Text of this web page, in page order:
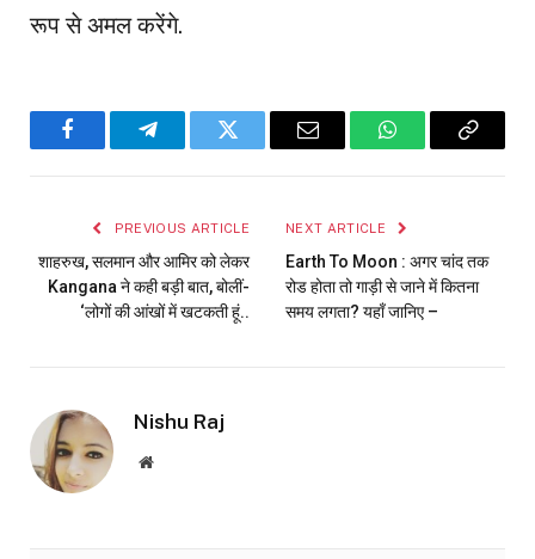
रूप से अमल करेंगे.
FacebookTelegramTwitter Email WhatsAppCopy
PREVIOUS ARTICLE
शाहरुख, सलमान और आमिर को लेकर
Kangana ने कही बड़ी बात, बोलीं-
‘लोगों की आंखों में खटकती हूं..
NEXT ARTICLE
Earth To Moon : अगर चांद तक
रोड होता तो गाड़ी से जाने में कितना
समय लगता? यहाँ जानिए –
Nishu Raj
Website